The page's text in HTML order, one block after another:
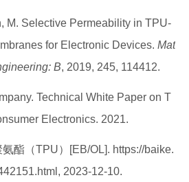
M. Selective Permeability in TPU-
for Electronic Devices. Mat
B, 2019, 245, 114412.
Technical White Paper on T
Electronics. 2021.
酯（TPU）[EB/OL]. https://baike.
2023-12-10.